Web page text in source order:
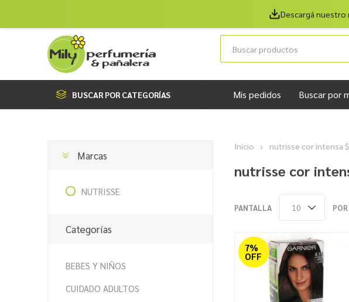
Descargá nuestro
BUSCAR POR CATEGORÍAS Mis pedidos Buscar por
Inicio nutrisse cor intensa
nutrisse cor
PANTALLA
7%
OFF
Marcas
NUTRISSE
Categorías
BEBES Y NIÑOS
CUIDADO ADULTOS